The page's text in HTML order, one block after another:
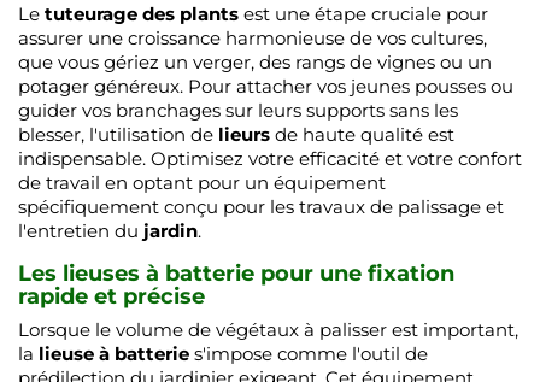
Le tuteurage des plants est une étape cruciale pour
assurer une croissance harmonieuse de vos cultures,
que vous gériez un verger, des rangs de vignes ou un
potager généreux. Pour attacher vos jeunes pousses ou
guider vos branchages sur leurs supports sans les
blesser, l'utilisation de lieurs de haute qualité est
indispensable. Optimisez votre efficacité et votre confort
de travail en optant pour un équipement
spécifiquement conçu pour les travaux de palissage et
l'entretien du jardin.
Les lieuses à batterie pour une fixation
rapide et précise
Lorsque le volume de végétaux à palisser est important,
la lieuse à batterie s'impose comme l'outil de